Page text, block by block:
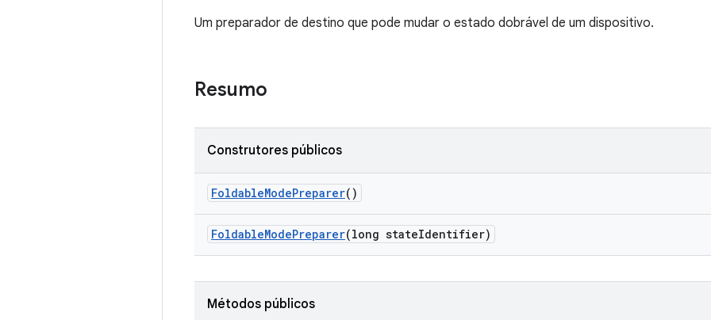
Um preparador de destino que pode mudar o estado dobrável de um dispositivo.
Resumo
Construtores públicos
FoldableModePreparer()
FoldableModePreparer(long stateIdentifier)
Métodos públicos